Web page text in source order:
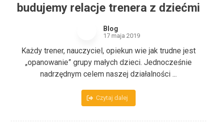
budujemy relacje trenera z dziećmi
Blog
17 maja 2019
Każdy trener, nauczyciel, opiekun wie jak trudne jest
„opanowanie” grupy małych dzieci. Jednocześnie
nadrzędnym celem naszej działalności ...
Czytaj dalej